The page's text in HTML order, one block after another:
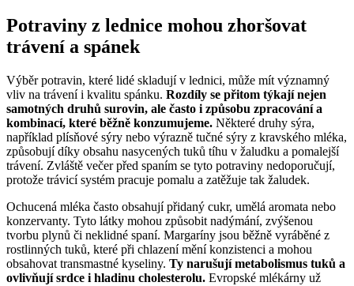
Potraviny z lednice mohou zhoršovat
trávení a spánek
Výběr potravin, které lidé skladují v lednici, může mít významný
vliv na trávení i kvalitu spánku. Rozdíly se přitom týkají nejen
samotných druhů surovin, ale často i způsobu zpracování a
kombinací, které běžně konzumujeme. Některé druhy sýra,
například plísňové sýry nebo výrazně tučné sýry z kravského mléka,
způsobují díky obsahu nasycených tuků tíhu v žaludku a pomalejší
trávení. Zvláště večer před spaním se tyto potraviny nedoporučují,
protože trávicí systém pracuje pomalu a zatěžuje tak žaludek.
Ochucená mléka často obsahují přidaný cukr, umělá aromata nebo
konzervanty. Tyto látky mohou způsobit nadýmání, zvýšenou
tvorbu plynů či neklidné spaní. Margaríny jsou běžně vyráběné z
rostlinných tuků, které při chlazení mění konzistenci a mohou
obsahovat transmastné kyseliny. Ty narušují metabolismus tuků a
ovlivňují srdce i hladinu cholesterolu. Evropské mlékárny už